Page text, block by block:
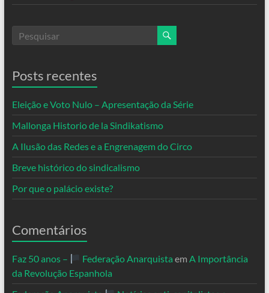
Posts recentes
Eleição e Voto Nulo – Apresentação da Série
Mallonga Historio de la Sindikatismo
A Ilusão das Redes e a Engrenagem do Circo
Breve histórico do sindicalismo
Por que o palácio existe?
Comentários
Faz 50 anos – Federação Anarquista em A Importância
da Revolução Espanhola